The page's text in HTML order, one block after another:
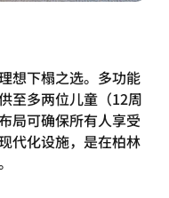
想下榻之选。多功能
至多两位儿童（12周
局可确保所有人享受
代化设施，是在柏林